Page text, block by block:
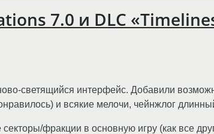
7.0 и DLC
светящийся интерфейс. Добавили
и всякие мелочи, чейнжлог
фракции в основную игру (как все